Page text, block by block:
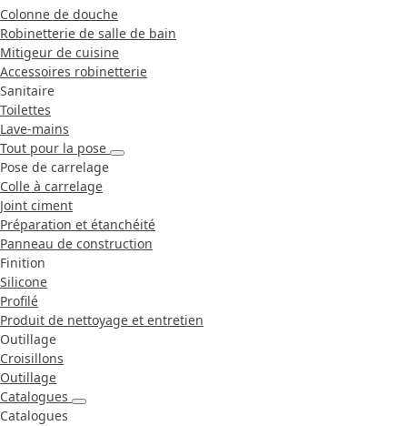
Colonne de douche
Robinetterie de salle de bain
Mitigeur de cuisine
Accessoires robinetterie
Sanitaire
Toilettes
Lave-mains
Tout pour la pose
Pose de carrelage
Colle à carrelage
Joint ciment
Préparation et étanchéité
Panneau de construction
Finition
Silicone
Profilé
Produit de nettoyage et entretien
Outillage
Croisillons
Outillage
Catalogues
Catalogues